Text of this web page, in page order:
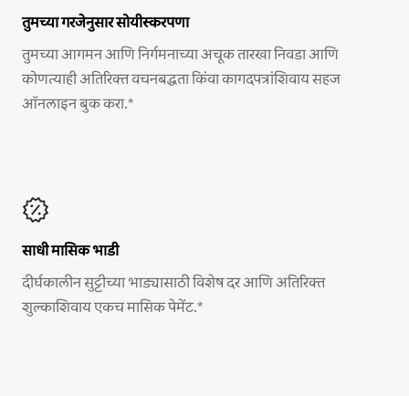
तुमच्या गरजेनुसार सोयीस्करपणा
तुमच्या आगमन आणि निर्गमनाच्या अचूक तारखा निवडा आणि
कोणत्याही अतिरिक्त वचनबद्धता किंवा कागदपत्रांशिवाय सहज
ऑनलाइन बुक करा.*
साधी मासिक भाडी
दीर्घकालीन सुट्टीच्या भाड्यासाठी विशेष दर आणि अतिरिक्त
शुल्काशिवाय एकच मासिक पेमेंट.*